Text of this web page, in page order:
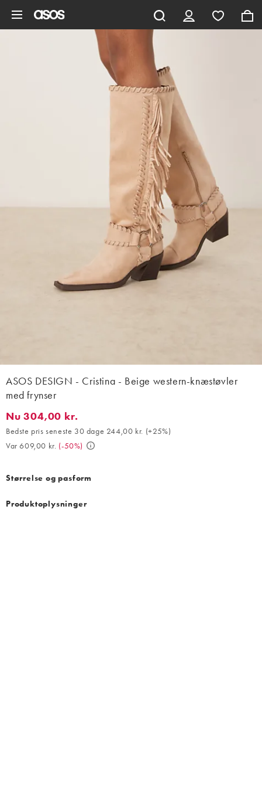
ASOS DESIGN - Cristina - Beige western-knæstøvler
med frynser
Nu 304,00 kr.. Bedste pris seneste 30 dage 244,00 kr. (+25%).
Nu 304,00 kr.
Bedste pris seneste 30 dage 244,00 kr. (+25%)
Var 609,00 kr. (-50%)
Størrelse og pasform
Produktoplysninger